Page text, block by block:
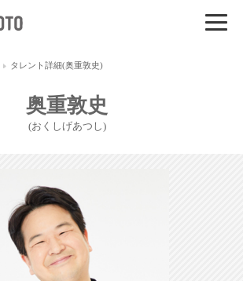
タレント詳細(奥重敦史)
奥重敦史
(おくしげあつし)